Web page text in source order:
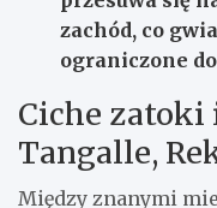
zachód, co
ograniczone
Ciche zatoki
Tangalle,
Między znanymi